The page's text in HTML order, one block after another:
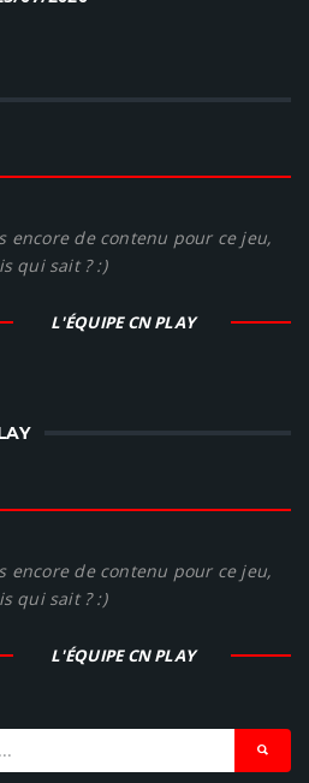
encore de contenu pour ce jeu,
qui sait ? :)
L'ÉQUIPE CN PLAY
encore de contenu pour ce jeu,
qui sait ? :)
L'ÉQUIPE CN PLAY